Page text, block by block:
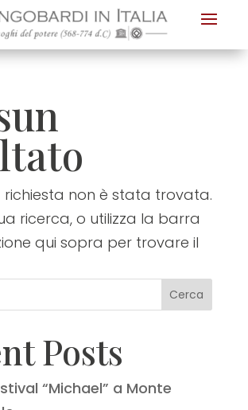
richiesta non è stata trovata.
ricerca, o utilizza la barra
qui sopra per trovare il
Cerca
Posts
“Michael” a Monte